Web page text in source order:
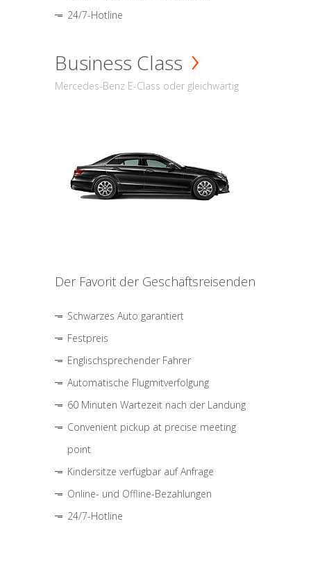
24/7-Hotline
Business Class
Mercedes-Benz E-Class oder gleichwärtig
Der Favorit der Geschäftsreisenden
Schwarzes Auto garantiert
Festpreis
Englischsprechender Fahrer
Automatische Flugmitverfolgung
60 Minuten Wartezeit nach der Landung
Convenient pickup at precise meeting
point
Kindersitze verfügbar auf Anfrage
Online- und Offline-Bezahlungen
24/7-Hotline